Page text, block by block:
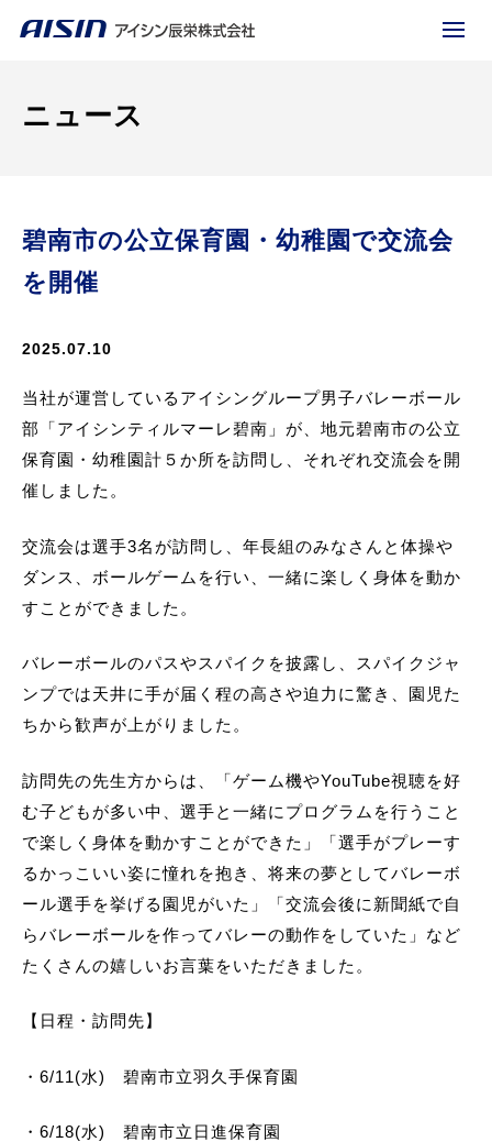
ニュース
碧南市の公立保育園・幼稚園で交流会
を開催
2025.07.10
当社が運営しているアイシングループ男子バレーボール
部「アイシンティルマーレ碧南」が、地元碧南市の公立
保育園・幼稚園計５か所を訪問し、それぞれ交流会を開
催しました。
交流会は選手3名が訪問し、年長組のみなさんと体操や
ダンス、ボールゲームを行い、一緒に楽しく身体を動か
すことができました。
バレーボールのパスやスパイクを披露し、スパイクジャ
ンプでは天井に手が届く程の高さや迫力に驚き、園児た
ちから歓声が上がりました。
訪問先の先生方からは、「ゲーム機やYouTube視聴を好
む子どもが多い中、選手と一緒にプログラムを行うこと
で楽しく身体を動かすことができた」「選手がプレーす
るかっこいい姿に憧れを抱き、将来の夢としてバレーボ
ール選手を挙げる園児がいた」「交流会後に新聞紙で自
らバレーボールを作ってバレーの動作をしていた」など
たくさんの嬉しいお言葉をいただきました。
【日程・訪問先】
・6/11(水) 碧南市立羽久手保育園
・6/18(水) 碧南市立日進保育園